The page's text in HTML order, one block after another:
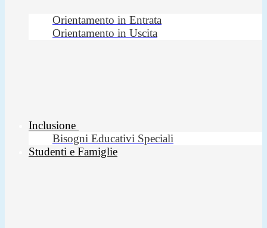
Orientamento in Entrata
Orientamento in Uscita
Inclusione
Bisogni Educativi Speciali
Studenti e Famiglie